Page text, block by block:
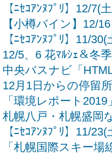
【ﾆｾｺｱﾝﾇﾌﾟﾘ】12/
【小樽バイン】12/
【ﾆｾｺｱﾝﾇﾌﾟﾘ】11/
12/5、6 花ﾏﾙｼｪ＆冬
中央バスナビ「
12月1日からの停留
「環境レポート
札幌八戸・札幌盛岡
【ﾆｾｺｱﾝﾇﾌﾟﾘ】11/
「札幌国際スキー